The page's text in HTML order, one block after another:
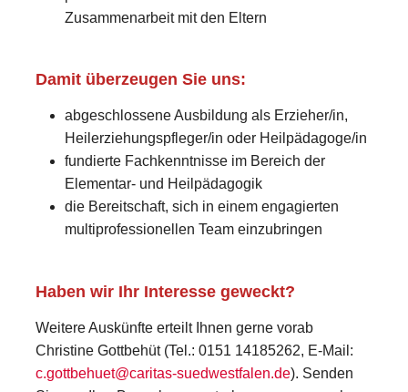
Zusammenarbeit mit den Eltern
Damit überzeugen Sie uns:
abgeschlossene Ausbildung als Erzieher/in,
Heilerziehungspfleger/in oder Heilpädagoge/in
fundierte Fachkenntnisse im Bereich der
Elementar- und Heilpädagogik
die Bereitschaft, sich in einem engagierten
multiprofessionellen Team einzubringen
Haben wir Ihr Interesse geweckt?
Weitere Auskünfte erteilt Ihnen gerne vorab
Christine Gottbehüt (Tel.: 0151 14185262, E-Mail:
c.gottbehuet@caritas-suedwestfalen.de). Senden